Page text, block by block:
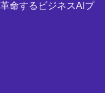
命するビジネスAIプ